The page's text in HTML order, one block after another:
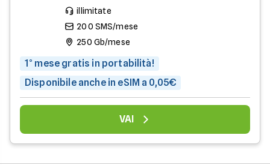
illimitate
200 SMS/mese
250 Gb/mese
1° mese gratis in portabilità!
Disponibile anche in eSIM a 0,05€
VAI